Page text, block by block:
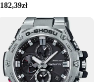
182,39zł